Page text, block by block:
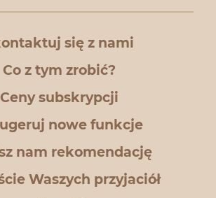
się z nami
Co z tym zrobić?
Ceny subskrypcji
nowe funkcje
nam rekomendację
Waszych przyjaciół